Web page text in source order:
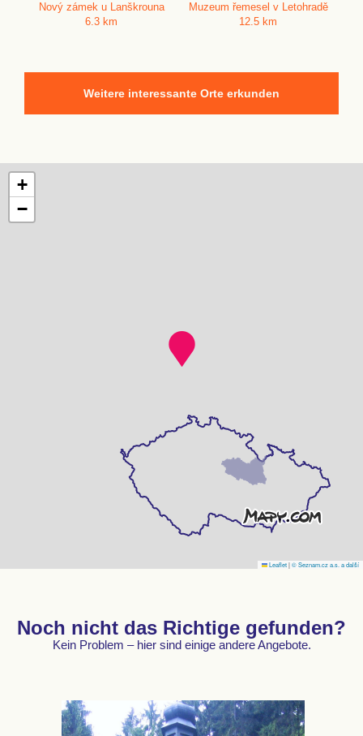
Nový zámek u Lanškrouna
6.3 km
Muzeum řemesel v Letohradě
12.5 km
Weitere interessante Orte erkunden
+
−
Leaflet|© Seznam.cz a.s. a další
Noch nicht das Richtige gefunden?
Kein Problem – hier sind einige andere Angebote.